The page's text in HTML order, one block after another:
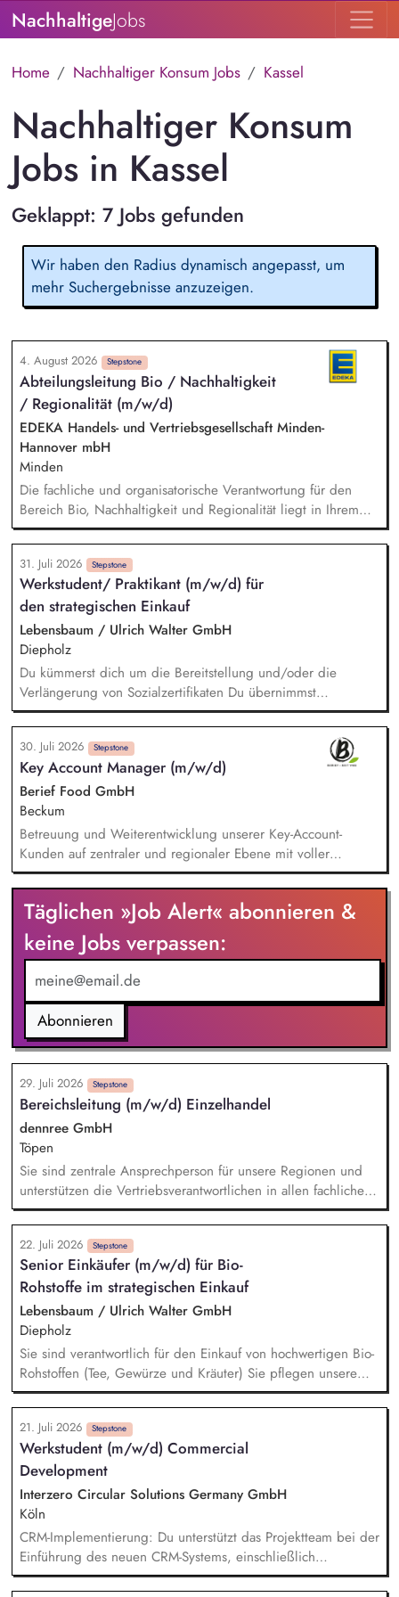
NachhaltigeJobs
Home Nachhaltiger Konsum Jobs Kassel
Nachhaltiger Konsum
Jobs in Kassel
Geklappt: 7 Jobs gefunden
Wir haben den Radius dynamisch angepasst, um
mehr Suchergebnisse anzuzeigen.
4. August 2026 Stepstone
Abteilungsleitung Bio / Nachhaltigkeit
/ Regionalität (m/w/d)
EDEKA Handels- und Vertriebsgesellschaft Minden-
Hannover mbH
Minden
Die fachliche und organisatorische Verantwortung für den
Bereich Bio, Nachhaltigkeit und Regionalität liegt in Ihrem
Aufgabenbereich. Neue Ideen bringen Sie aktiv ein,
gestalten Veränderungen kreativ mit und treiben die
strategische Weiterentwicklung des Bereichs mit analytischem
Denken voran. Sortiments- und Nachhaltigkeitsstrategien
entwickeln Sie weiter und setzen Impulse für ein
zukunftsfähiges Angebot und stellen dabei sicher, dass
relevante Qualitäts-, Nachhaltigkeits- und
Zertifizierungsanforderungen berücksichtigt werden. Sie
analysieren Markt-, Kunden- und Sortimentsentwicklungen und
leiten daraus konkrete Maßnahmen ab. Potenziale für
nachhaltige, regionale und biologische Sortimente
identifizieren Sie und begleiten deren Umsetzung.
31. Juli 2026 Stepstone
Werkstudent/ Praktikant (m/w/d) für
den strategischen Einkauf
Lebensbaum / Ulrich Walter GmbH
Diepholz
Du kümmerst dich um die Bereitstellung und/oder die
Verlängerung von Sozialzertifikaten Du übernimmst
verschiedene Recherchetätigkeiten Du hilfst bei der
Angebotserstellung und kümmerst dich um das
Stammdatenmanagement Du unterstützt uns bei den
Vorbereitungen für Audits Du kümmerst dich um das
Informations- und Datenmanagement im Bereich Einkauf
30. Juli 2026 Stepstone
Key Account Manager (m/w/d)
Berief Food GmbH
Beckum
Betreuung und Weiterentwicklung unserer Key-Account-
Kunden auf zentraler und regionaler Ebene mit voller
Umsatz-, Absatz- und Ertragsverantwortung. Entwicklung und
Umsetzung kundenindividueller Distributions- und
Wachstumsstrategien sowie Identifikation neuer
Geschäftsfelder. Kontinuierliche Analyse von Markt- und
Wettbewerbsentwicklungen sowie Ableitung gezielter
Maßnahmen auch im Sinne des Category-Managements.
Umsetzung von Produkteinführungen und Promotions sowie
Erstellung von Angeboten und Aktionsvorschlägen.
Täglichen »Job Alert« abonnieren &
keine Jobs verpassen:
Abonnieren
29. Juli 2026 Stepstone
Bereichsleitung (m/w/d) Einzelhandel
dennree GmbH
Töpen
Sie sind zentrale Ansprechperson für unsere Regionen und
unterstützen die Vertriebsverantwortlichen in allen fachlichen
Fragestellungen. Hierfür entwickeln Sie in enger Abstimmung
mit der Leitung Gesamtvertrieb unsere Vertriebsstrategie
kontinuierlich weiter und übersetzen diese in wirksame
Maßnahmen für den operativen Alltag. Sie optimieren
Prozesse entlang der gesamten Vertriebskette mit Blick auf
Effizienz, Nachhaltigkeit und Kundenerlebnis. Sie erkennen
Marktpotenziale und entwickeln Standorte, Sortimente und
Vertriebskonzepte weiter.
22. Juli 2026 Stepstone
Senior Einkäufer (m/w/d) für Bio-
Rohstoffe im strategischen Einkauf
Lebensbaum / Ulrich Walter GmbH
Diepholz
Sie sind verantwortlich für den Einkauf von hochwertigen Bio-
Rohstoffen (Tee, Gewürze und Kräuter) Sie pflegen unsere
Lieferantenbeziehungen und entwickeln diese strategisch
weiter Sie analysieren den Markt und bauen neue nachhaltige
Beschaffungsquellen im Ursprung auf Die Umsetzung von
Verbesserungspotenzialen und Innovationen entlang der
Lieferkette gehört zu Ihren Aufgaben Sie arbeiten eng mit
den Abteilungen Produktentwicklung, Qualitätswesen,
Marketing und Vertrieb zusammen
21. Juli 2026 Stepstone
Werkstudent (m/w/d) Commercial
Development
Interzero Circular Solutions Germany GmbH
Köln
CRM-Implementierung: Du unterstützt das Projektteam bei der
Einführung des neuen CRM-Systems, einschließlich
Datenpflege, Testing und Begleitung des Rollouts.